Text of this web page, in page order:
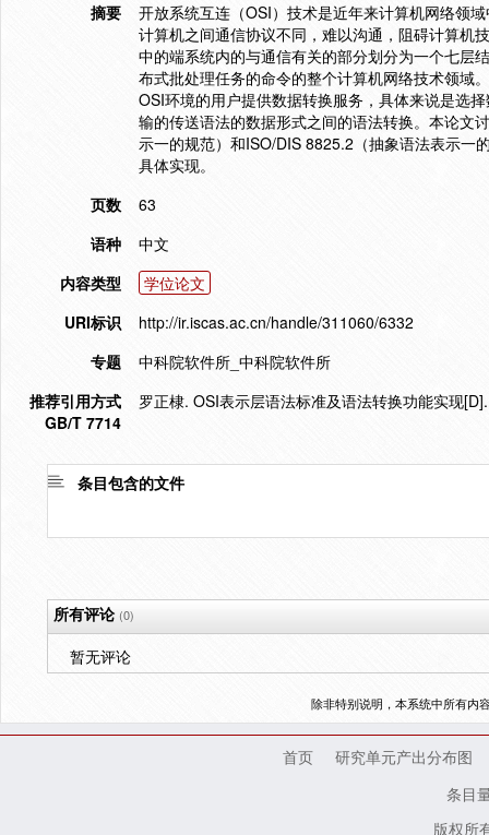
摘要
开放系统互连（OSI）技术是近年来计算机网络领
计算机之间通信协议不同，难以沟通，阻碍计算机
中的端系统内的与通信有关的部分划分为一个七层
布式批处理任务的命令的整个计算机网络技术领域
OSI环境的用户提供数据转换服务，具体来说是选
输的传送语法的数据形式之间的语法转换。本论文
示一的规范）和ISO/DIS 8825.2（抽象语法表示一
具体实现。
页数
63
语种
中文
内容类型
学位论文
URI标识
http://ir.iscas.ac.cn/handle/311060/6332
专题
中科院软件所_中科院软件所
推荐引用方式
GB/T 7714
罗正棣. OSI表示层语法标准及语法转换功能实现
条目包含的文件
所有评论(0)
暂无评论
除非特别说明，本系统中所有内
首页
研究单元产出分布图
条目
版权所